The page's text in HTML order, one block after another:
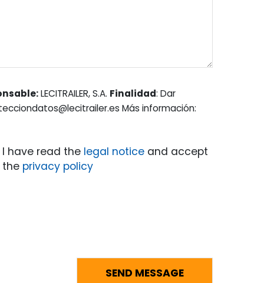
LECITRAILER, S.A. Finalidad: Dar
Más información:
I have read the legal notice and accept
the privacy policy